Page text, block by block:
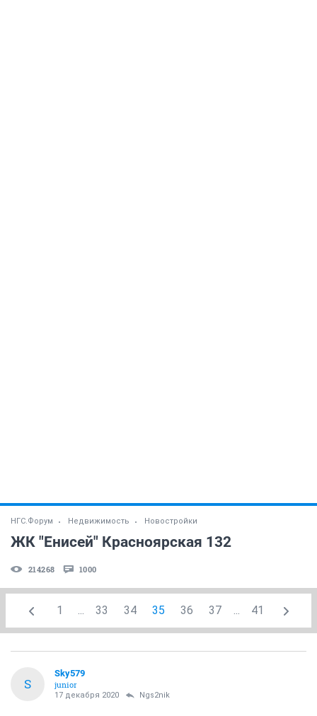
НГС.Форум Недвижимость Новостройки
ЖК "Енисей" Красноярская 132
214268 1000
1 ... 33 34 35 36 37 ... 41
S
Sky579
junior
17 декабря 2020 Ngs2nik